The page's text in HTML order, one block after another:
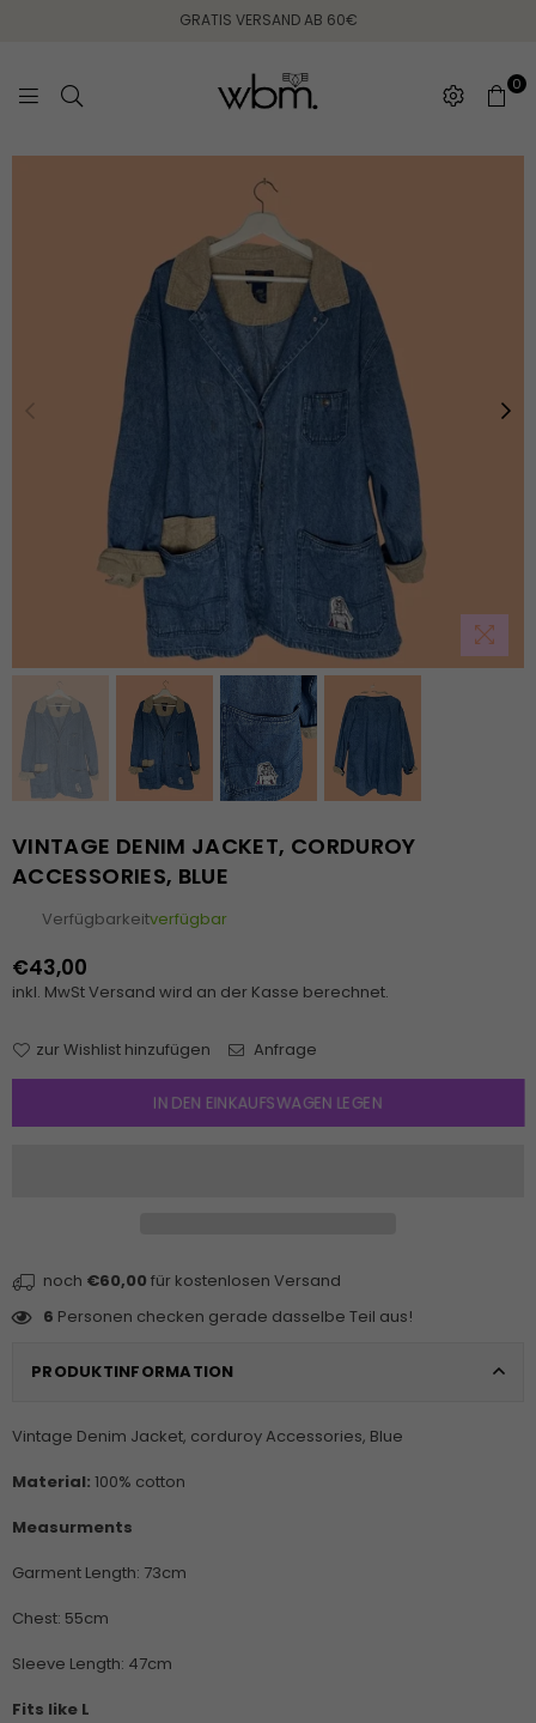
GRATIS VERSAND AB 60€
WEARING
BETWEEN
0
VINTAGE DENIM JACKET, CORDUROY
ACCESSORIES, BLUE
Verfügbarkeitverfügbar
Normaler
Preis
€43,00
inkl. MwStVersand wird an der Kasse berechnet.
zur Wishlist hinzufügen Anfrage
IN DEN EINKAUFSWAGEN LEGEN
noch €60,00 für kostenlosen Versand
6 Personen checken gerade dasselbe Teil aus!
PRODUKTINFORMATION
Vintage Denim Jacket, corduroy Accessories, Blue
Material: 100% cotton
Measurments
Garment Length: 73cm
Chest: 55cm
Sleeve Length: 47cm
Fits like L